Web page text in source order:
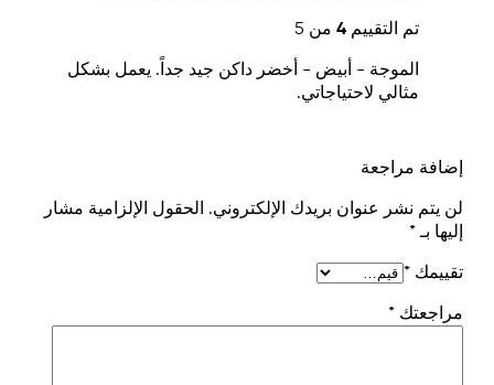
تم التقييم 4 من 5
الموجة - أبيض - أخضر داكن جيد جداً. يعمل بشكل
مثالي لاحتياجاتي.
إضافة مراجعة
لن يتم نشر عنوان بريدك الإلكتروني.
الحقول الإلزامية مشار
إليها بـ*
تقييمك *
مراجعتك *